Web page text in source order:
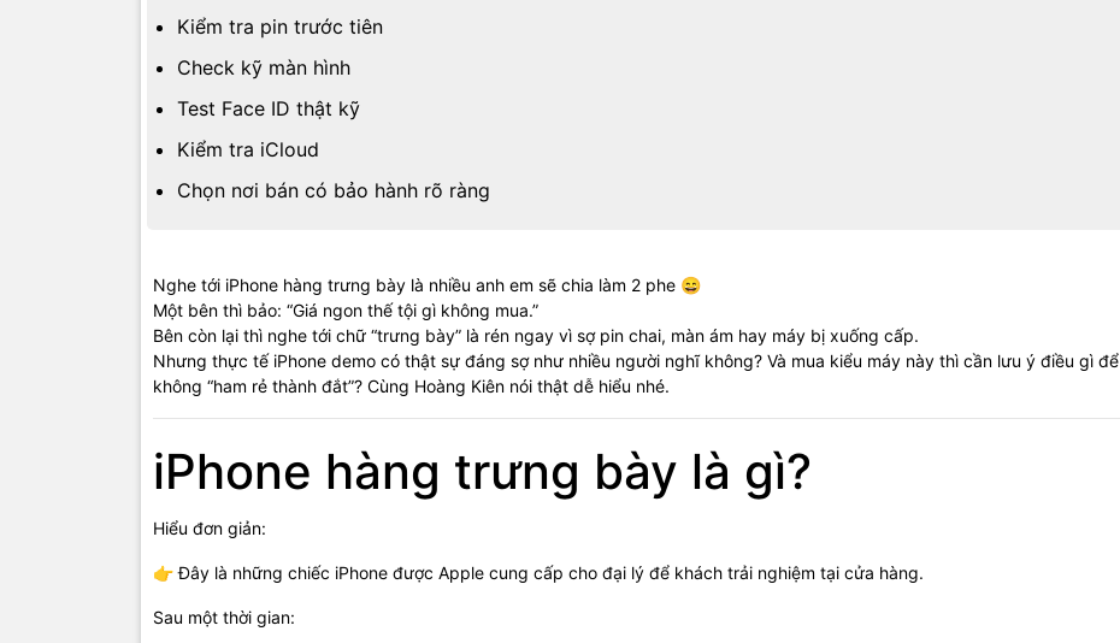
Kiểm tra pin trước tiên
Check kỹ màn hình
Test Face ID thật kỹ
Kiểm tra iCloud
Chọn nơi bán có bảo hành rõ ràng
Nghe tới iPhone hàng trưng bày là nhiều anh em sẽ chia làm 2 phe 😄
Một bên thì bảo: “Giá ngon thế tội gì không mua.”
Bên còn lại thì nghe tới chữ “trưng bày” là rén ngay vì sợ pin chai, màn ám hay máy bị xuống cấp.
Nhưng thực tế iPhone demo có thật sự đáng sợ như nhiều người nghĩ không? Và mua kiểu máy này thì cần lưu ý điều gì để
không “ham rẻ thành đắt”? Cùng Hoàng Kiên nói thật dễ hiểu nhé.
iPhone hàng trưng bày là gì?
Hiểu đơn giản:
👉 Đây là những chiếc iPhone được Apple cung cấp cho đại lý để khách trải nghiệm tại cửa hàng.
Sau một thời gian: